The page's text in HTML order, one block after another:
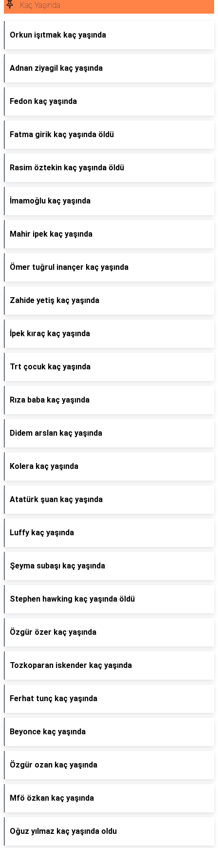
Kaç Yaşında
Orkun işıtmak kaç yaşında
Adnan ziyagil kaç yaşında
Fedon kaç yaşında
Fatma girik kaç yaşında öldü
Rasim öztekin kaç yaşında öldü
İmamoğlu kaç yaşında
Mahir ipek kaç yaşında
Ömer tuğrul inançer kaç yaşında
Zahide yetiş kaç yaşında
İpek kıraç kaç yaşında
Trt çocuk kaç yaşında
Rıza baba kaç yaşında
Didem arslan kaç yaşında
Kolera kaç yaşında
Atatürk şuan kaç yaşında
Luffy kaç yaşında
Şeyma subaşı kaç yaşında
Stephen hawking kaç yaşında öldü
Özgür özer kaç yaşında
Tozkoparan iskender kaç yaşında
Ferhat tunç kaç yaşında
Beyonce kaç yaşında
Özgür ozan kaç yaşında
Mfö özkan kaç yaşında
Oğuz yılmaz kaç yaşında oldu